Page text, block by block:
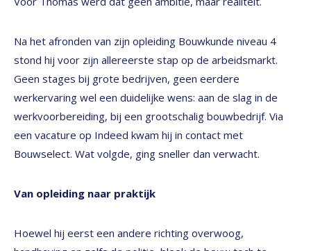
Na het afronden van zijn opleiding Bouwkunde niveau 4
stond hij voor zijn allereerste stap op de arbeidsmarkt.
Geen stages bij grote bedrijven, geen eerdere
werkervaring wel een duidelijke wens: aan de slag in de
werkvoorbereiding, bij een grootschalig bouwbedrijf. Via
een vacature op Indeed kwam hij in contact met
Bouwselect. Wat volgde, ging sneller dan verwacht.
Van opleiding naar praktijk
Hoewel hij eerst een andere richting overwoog,